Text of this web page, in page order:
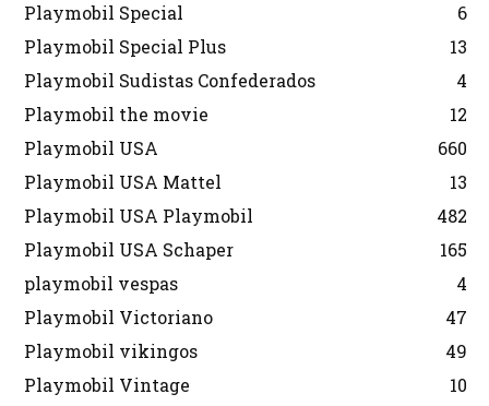
Playmobil Special
6
Playmobil Special Plus
13
Playmobil Sudistas Confederados
4
Playmobil the movie
12
Playmobil USA
660
Playmobil USA Mattel
13
Playmobil USA Playmobil
482
Playmobil USA Schaper
165
playmobil vespas
4
Playmobil Victoriano
47
Playmobil vikingos
49
Playmobil Vintage
10